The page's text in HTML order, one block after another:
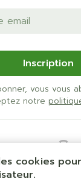
cookies
Inscription
vous vous
notre